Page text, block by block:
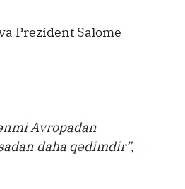
Prezident Salome
Avropadan
daha qədimdir”, –